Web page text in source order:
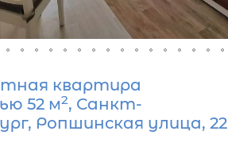
квартира
52 м2, Санкт-
Ропшинская улица, 22